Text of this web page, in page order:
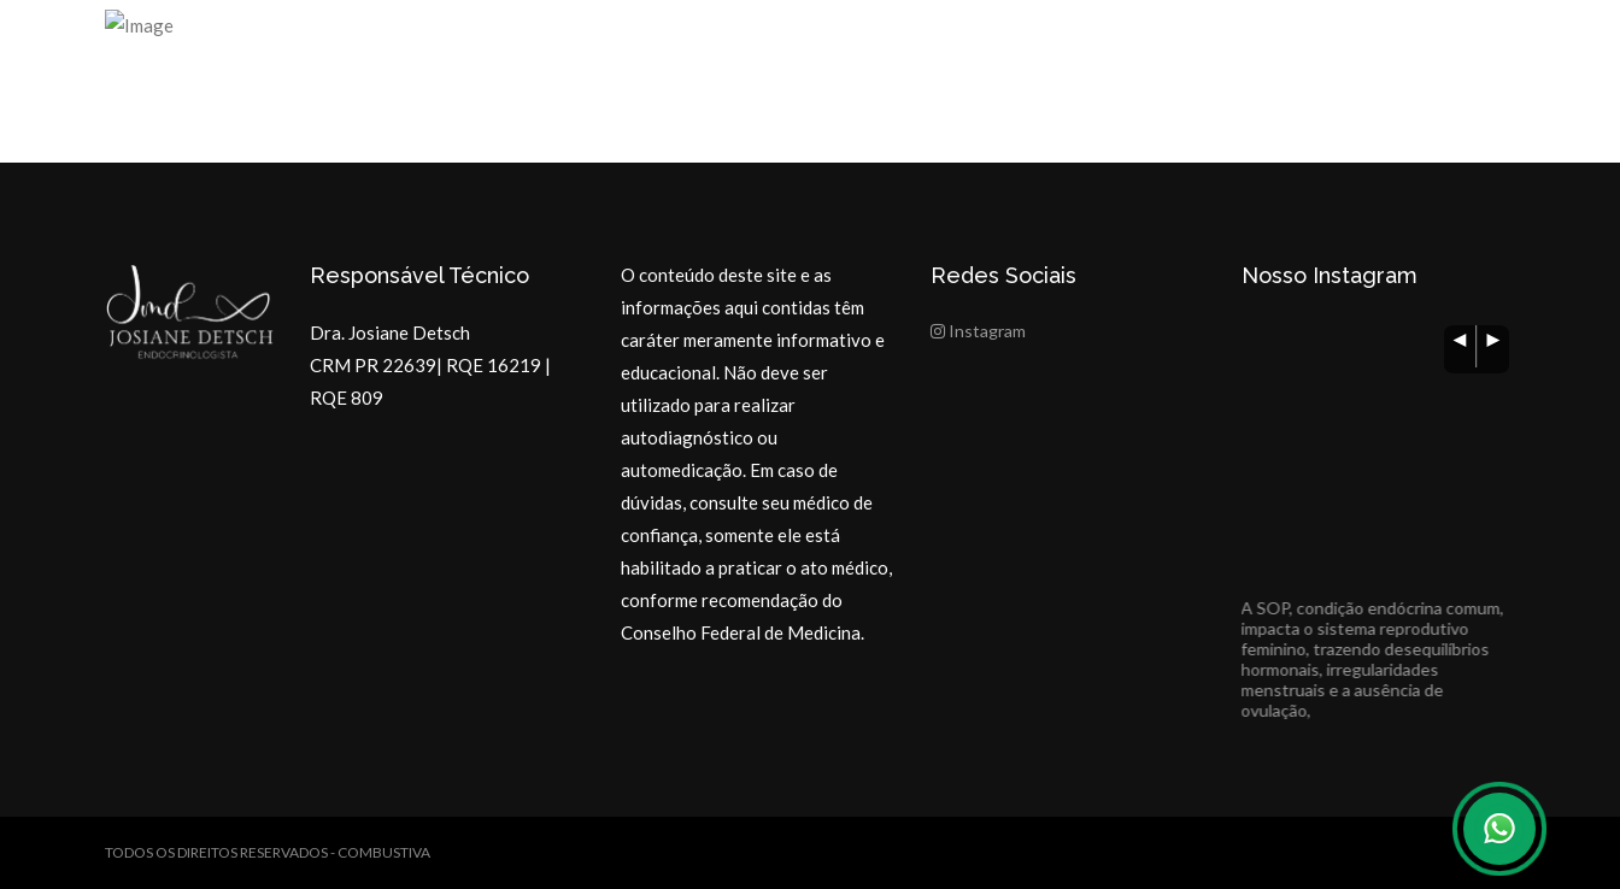
Responsável Técnico
Dra. Josiane Detsch
CRM PR 22639| RQE 16219 |
RQE 809
O conteúdo deste site e as
informações aqui contidas têm
caráter meramente informativo e
educacional. Não deve ser
utilizado para realizar
autodiagnóstico ou
automedicação. Em caso de
dúvidas, consulte seu médico de
confiança, somente ele está
habilitado a praticar o ato médico,
conforme recomendação do
Conselho Federal de Medicina.
Redes Sociais
Instagram
Nosso Instagram
A SOP, condição endócrina comum,
impacta o sistema reprodutivo
feminino, trazendo desequilíbrios
hormonais, irregularidades
menstruais e a ausência de
ovulação,
TODOS OS DIREITOS RESERVADOS - COMBUSTIVA